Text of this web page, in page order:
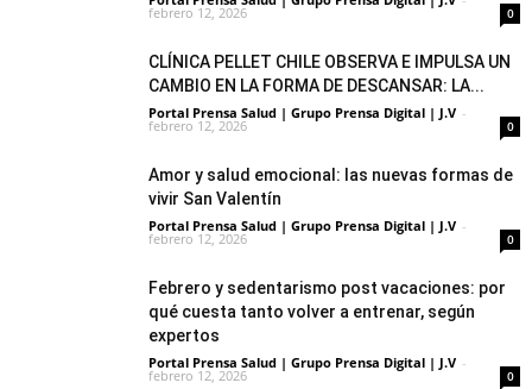
febrero 12, 2026 0
CLÍNICA PELLET CHILE OBSERVA E IMPULSA UN
CAMBIO EN LA FORMA DE DESCANSAR: LA...
Portal Prensa Salud | Grupo Prensa Digital | J.V -
febrero 12, 2026 0
Amor y salud emocional: las nuevas formas de
vivir San Valentín
Portal Prensa Salud | Grupo Prensa Digital | J.V -
febrero 12, 2026 0
Febrero y sedentarismo post vacaciones: por
qué cuesta tanto volver a entrenar, según
expertos
Portal Prensa Salud | Grupo Prensa Digital | J.V -
febrero 12, 2026 0